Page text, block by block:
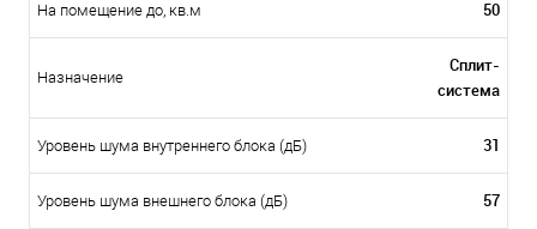
На помещение до, кв.м 50
Назначение
Сплит-
система
Уровень шума внутреннего блока (дБ) 31
Уровень шума внешнего блока (дБ) 57